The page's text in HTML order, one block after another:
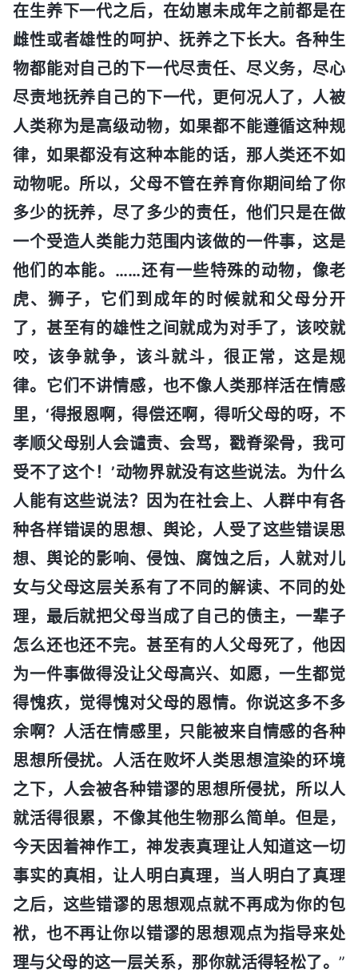
在生养下一代之后，在幼崽未成年之前都是在
雌性或者雄性的呵护、抚养之下长大。各种生
物都能对自己的下一代尽责任、尽义务，尽心
尽责地抚养自己的下一代，更何况人了，人被
人类称为是高级动物，如果都不能遵循这种规
律，如果都没有这种本能的话，那人类还不如
动物呢。所以，父母不管在养育你期间给了你
多少的抚养，尽了多少的责任，他们只是在做
一个受造人类能力范围内该做的一件事，这是
他们的本能。……还有一些特殊的动物，像老
虎、狮子，它们到成年的时候就和父母分开
了，甚至有的雄性之间就成为对手了，该咬就
咬，该争就争，该斗就斗，很正常，这是规
律。它们不讲情感，也不像人类那样活在情感
里，‘得报恩啊，得偿还啊，得听父母的呀，不
孝顺父母别人会谴责、会骂，戳脊梁骨，我可
受不了这个！’动物界就没有这些说法。为什么
人能有这些说法？因为在社会上、人群中有各
种各样错误的思想、舆论，人受了这些错误思
想、舆论的影响、侵蚀、腐蚀之后，人就对儿
女与父母这层关系有了不同的解读、不同的处
理，最后就把父母当成了自己的债主，一辈子
怎么还也还不完。甚至有的人父母死了，他因
为一件事做得没让父母高兴、如愿，一生都觉
得愧疚，觉得愧对父母的恩情。你说这多不多
余啊？人活在情感里，只能被来自情感的各种
思想所侵扰。人活在败坏人类思想渲染的环境
之下，人会被各种错谬的思想所侵扰，所以人
就活得很累，不像其他生物那么简单。但是，
今天因着神作工，神发表真理让人知道这一切
事实的真相，让人明白真理，当人明白了真理
之后，这些错谬的思想观点就不再成为你的包
袱，也不再让你以错谬的思想观点为指导来处
理与父母的这一层关系，那你就活得轻松了。 ”